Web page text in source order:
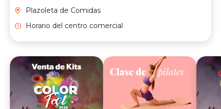
2026
Plazoleta de Comidas
Horario del centro comercial